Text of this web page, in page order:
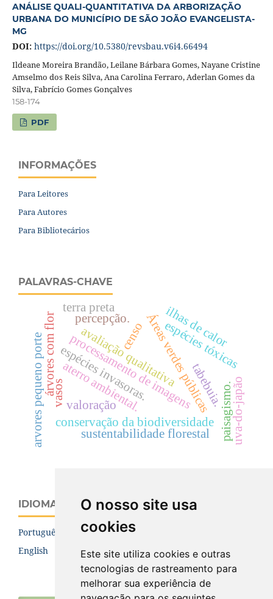
O nosso site usa
cookies
Este site utiliza cookies e outras
tecnologias de rastreamento para
melhorar sua experiência de
ANÁLISE QUALI-QUANTITATIVA DA ARBORIZAÇÃO
URBANA DO MUNICÍPIO DE SÃO JOÃO EVANGELISTA-
MG
DOI: https://doi.org/10.5380/revsbau.v6i4.66494
Ildeane Moreira Brandão, Leilane Bárbara Gomes, Nayane Cristine
Amselmo dos Reis Silva, Ana Carolina Ferraro, Aderlan Gomes da
Silva, Fabrício Gomes Gonçalves
158-174
PDF
INFORMAÇÕES
Para Leitores
Para Autores
Para Bibliotecários
PALAVRAS-CHAVE
Áreas verdes públicas
processamento de imagensespécies tóxicas
espécies invasoras.
conservação da biodiversidade
arvores pequeno porte avaliação qualitativa
paisagismo.
aterro ambiental.
censo
árvores com flor
sustentabilidade florestal
ilhas de calor
valoração
percepção.
terra preta
vasos uva-do-japão
tabebuia.
IDIOMA
Português (Brasil)
English